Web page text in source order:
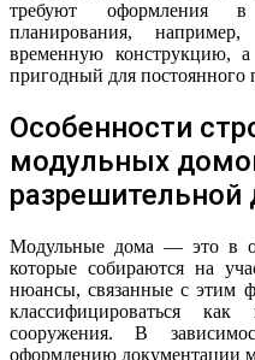
требуют оформления в
планирования,
временную конструкцию,
пригодный для постоянного
Особенности
модульных
разрешительной
Модульные дома — это в
которые собираются на
нюансы, связанные с этим
классифицироваться
сооружения. В
оформлению документации